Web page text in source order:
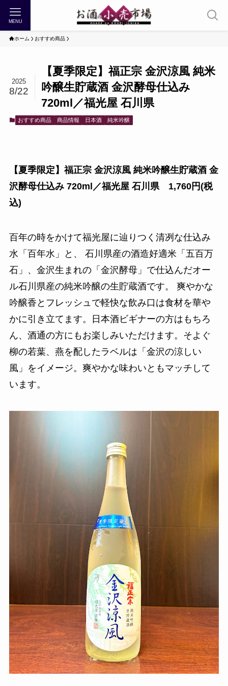
MENU
ホーム おすすめ商品
【夏季限定】福正宗 金沢涼風 純米
吟醸生貯蔵酒 金沢酵母仕込み
720ml／福光屋 石川県
2025
8/22
おすすめ商品 商品情報 日本酒 純米吟醸
【夏季限定】福正宗 金沢涼風 純米吟醸生貯蔵酒 金
沢酵母仕込み 720ml／福光屋 石川県 1,760円(税
込)
百年の時をかけて福光屋に辿りつく清冽な仕込み
水「百年水」と、 石川県産の酒造好適米「五百万
石」、金沢生まれの「金沢酵母」で仕込んだオー
ル石川県産の純米吟醸の生貯蔵酒です。 爽やかな
吟醸香とフレッシュで軽快な飲み口は食材を華や
かに引き立てます。日本酒ビギナーの方はもちろ
ん、酒通の方にもお楽しみいただけます。そよぐ
柳の若葉、燕を配したラベルは「金沢の涼しい
風」をイメージ。爽やかな味わいともマッチして
います。